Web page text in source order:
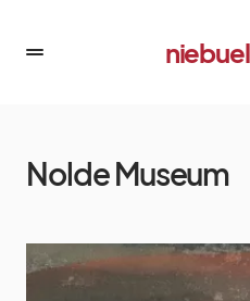
Nolde Museum